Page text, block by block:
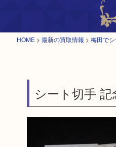
HOME > 最新の買取情報 > 梅田で
シート切手 記